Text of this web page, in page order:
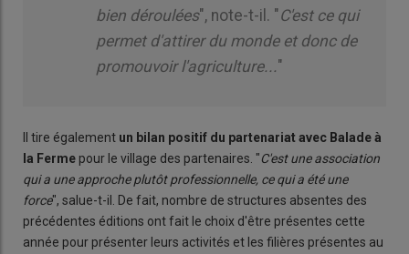
bien déroulées", note-t-il. "C'est ce qui
permet d'attirer du monde et donc de
promouvoir l'agriculture..."
Il tire également un bilan positif du partenariat avec Balade à
la Ferme pour le village des partenaires. "C'est une association
qui a une approche plutôt professionnelle, ce qui a été une
force", salue-t-il. De fait, nombre de structures absentes des
précédentes éditions ont fait le choix d'être présentes cette
année pour présenter leurs activités et les filières présentes au